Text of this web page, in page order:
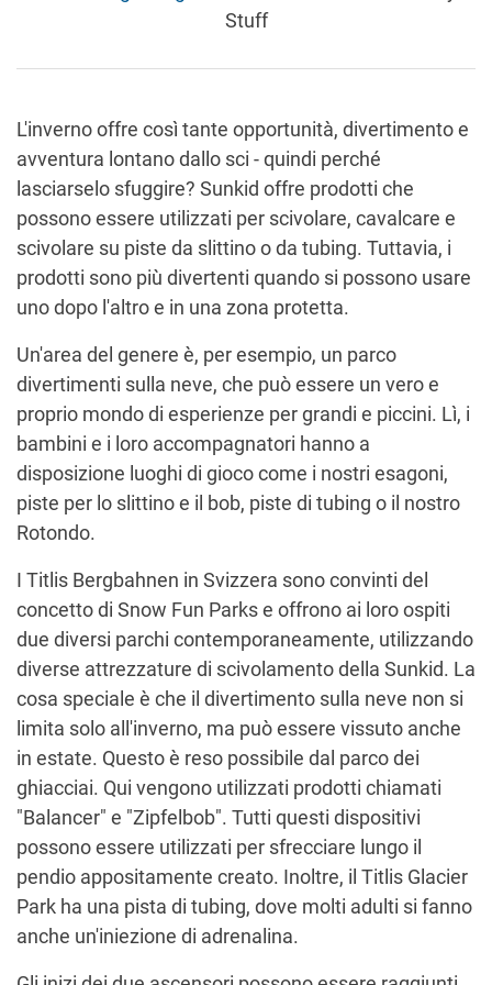
Stuff
L'inverno offre così tante opportunità, divertimento e
avventura lontano dallo sci - quindi perché
lasciarselo sfuggire? Sunkid offre prodotti che
possono essere utilizzati per scivolare, cavalcare e
scivolare su piste da slittino o da tubing. Tuttavia, i
prodotti sono più divertenti quando si possono usare
uno dopo l'altro e in una zona protetta.
Un'area del genere è, per esempio, un parco
divertimenti sulla neve, che può essere un vero e
proprio mondo di esperienze per grandi e piccini. Lì, i
bambini e i loro accompagnatori hanno a
disposizione luoghi di gioco come i nostri esagoni,
piste per lo slittino e il bob, piste di tubing o il nostro
Rotondo.
I Titlis Bergbahnen in Svizzera sono convinti del
concetto di Snow Fun Parks e offrono ai loro ospiti
due diversi parchi contemporaneamente, utilizzando
diverse attrezzature di scivolamento della Sunkid. La
cosa speciale è che il divertimento sulla neve non si
limita solo all'inverno, ma può essere vissuto anche
in estate. Questo è reso possibile dal parco dei
ghiacciai. Qui vengono utilizzati prodotti chiamati
"Balancer" e "Zipfelbob". Tutti questi dispositivi
possono essere utilizzati per sfrecciare lungo il
pendio appositamente creato. Inoltre, il Titlis Glacier
Park ha una pista di tubing, dove molti adulti si fanno
anche un'iniezione di adrenalina.